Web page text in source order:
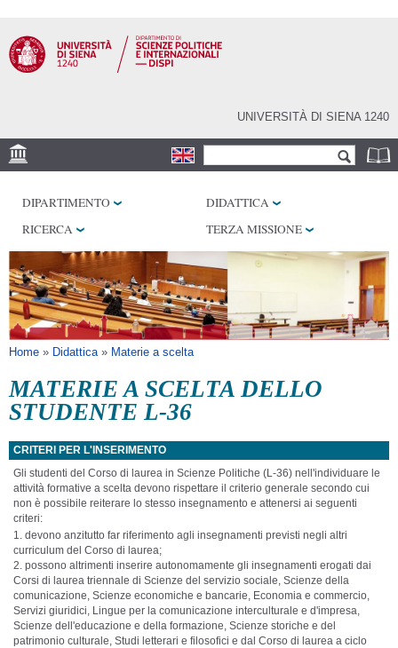
contenuto
principale
UNIVERSITÀ DI SIENA 1240
Form di ricerca
LABORATORI
BIBLIOTECHE
SERVIZI
DIPARTIMENTO
DIDATTICA
RICERCA
TERZA MISSIONE
Tu sei qui
Home » Didattica » Materie a scelta
MATERIE A SCELTA DELLO
STUDENTE L-36
CRITERI PER L'INSERIMENTO
Gli studenti del Corso di laurea in Scienze Politiche (L-36) nell'individuare le
attività formative a scelta devono rispettare il criterio generale secondo cui
non è possibile reiterare lo stesso insegnamento e attenersi ai seguenti
criteri:
devono anzitutto far riferimento agli insegnamenti previsti negli altri
curriculum del Corso di laurea;
possono altrimenti inserire autonomamente gli insegnamenti erogati dai
Corsi di laurea triennale di Scienze del servizio sociale, Scienze della
comunicazione, Scienze economiche e bancarie, Economia e commercio,
Servizi giuridici, Lingue per la comunicazione interculturale e d'impresa,
Scienze dell'educazione e della formazione, Scienze storiche e del
patrimonio culturale, Studi letterari e filosofici e dal Corso di laurea a ciclo